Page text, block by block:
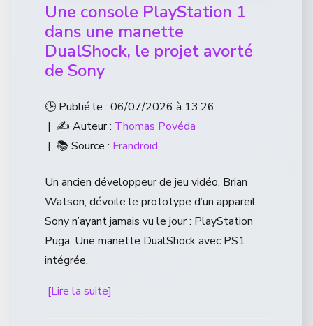
Une console PlayStation 1
dans une manette
DualShock, le projet avorté
de Sony
🕒 Publié le : 06/07/2026 à 13:26
| ✍️ Auteur : Thomas Povéda
| 📚 Source : Frandroid
Un ancien développeur de jeu vidéo, Brian
Watson, dévoile le prototype d’un appareil
Sony n’ayant jamais vu le jour : PlayStation
Puga. Une manette DualShock avec PS1
intégrée.
[Lire la suite]